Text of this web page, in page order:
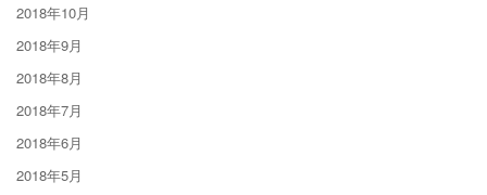
2018年10月
2018年9月
2018年8月
2018年7月
2018年6月
2018年5月